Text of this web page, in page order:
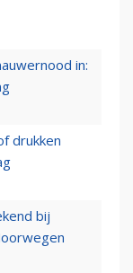
in:
drukken
bij